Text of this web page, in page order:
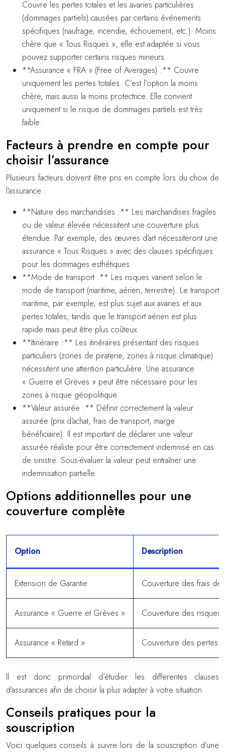
Couvre les pertes totales et les avaries particulières
(dommages partiels) causées par certains événements
spécifiques (naufrage, incendie, échouement, etc.). Moins
chère que « Tous Risques », elle est adaptée si vous
pouvez supporter certains risques mineurs.
**Assurance « FRA » (Free of Averages) :** Couvre
uniquement les pertes totales. C’est l’option la moins
chère, mais aussi la moins protectrice. Elle convient
uniquement si le risque de dommages partiels est très
faible.
Facteurs à prendre en compte pour
choisir l’assurance
Plusieurs facteurs doivent être pris en compte lors du choix de
l’assurance :
**Nature des marchandises :** Les marchandises fragiles
ou de valeur élevée nécessitent une couverture plus
étendue. Par exemple, des œuvres d’art nécessiteront une
assurance « Tous Risques » avec des clauses spécifiques
pour les dommages esthétiques.
**Mode de transport :** Les risques varient selon le
mode de transport (maritime, aérien, terrestre). Le transport
maritime, par exemple, est plus sujet aux avaries et aux
pertes totales, tandis que le transport aérien est plus
rapide mais peut être plus coûteux.
**Itinéraire :** Les itinéraires présentant des risques
particuliers (zones de piraterie, zones à risque climatique)
nécessitent une attention particulière. Une assurance
« Guerre et Grèves » peut être nécessaire pour les
zones à risque géopolitique.
**Valeur assurée :** Définir correctement la valeur
assurée (prix d’achat, frais de transport, marge
bénéficiaire). Il est important de déclarer une valeur
assurée réaliste pour être correctement indemnisé en cas
de sinistre. Sous-évaluer la valeur peut entraîner une
indemnisation partielle.
Options additionnelles pour une
couverture complète
Option Description
Extension de Garantie Couverture des frais de
Assurance « Guerre et Grèves » Couverture des risques
Assurance « Retard » Couverture des pertes
Il est donc primordial d’étudier les differentes clauses
d’assurances afin de choisir la plus adapter à votre situation
Conseils pratiques pour la
souscription
Voici quelques conseils à suivre lors de la souscription d’une